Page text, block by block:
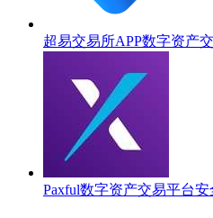
超易交易所APP数字资产
Paxful数字资产交易平台安